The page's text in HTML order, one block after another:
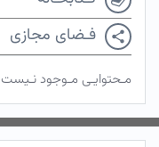
فـضای مجازی
مـحتوایـی مـوجود نـیست